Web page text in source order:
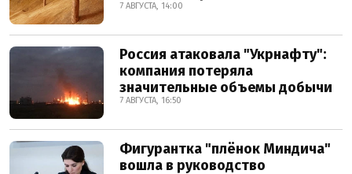
7 АВГУСТА, 14:00
Россия атаковала "Укрнафту":
компания потеряла
значительные объемы добычи
7 АВГУСТА, 16:50
Фигурантка "плёнок Миндича"
вошла в руководство